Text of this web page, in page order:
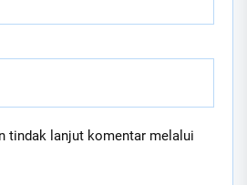
tindak lanjut komentar melalui